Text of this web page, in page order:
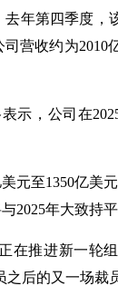
年第四季度，
营收约为2010
示，公司在
元至1350亿美
2025年大致持平
在推进新一轮
后的又一场裁